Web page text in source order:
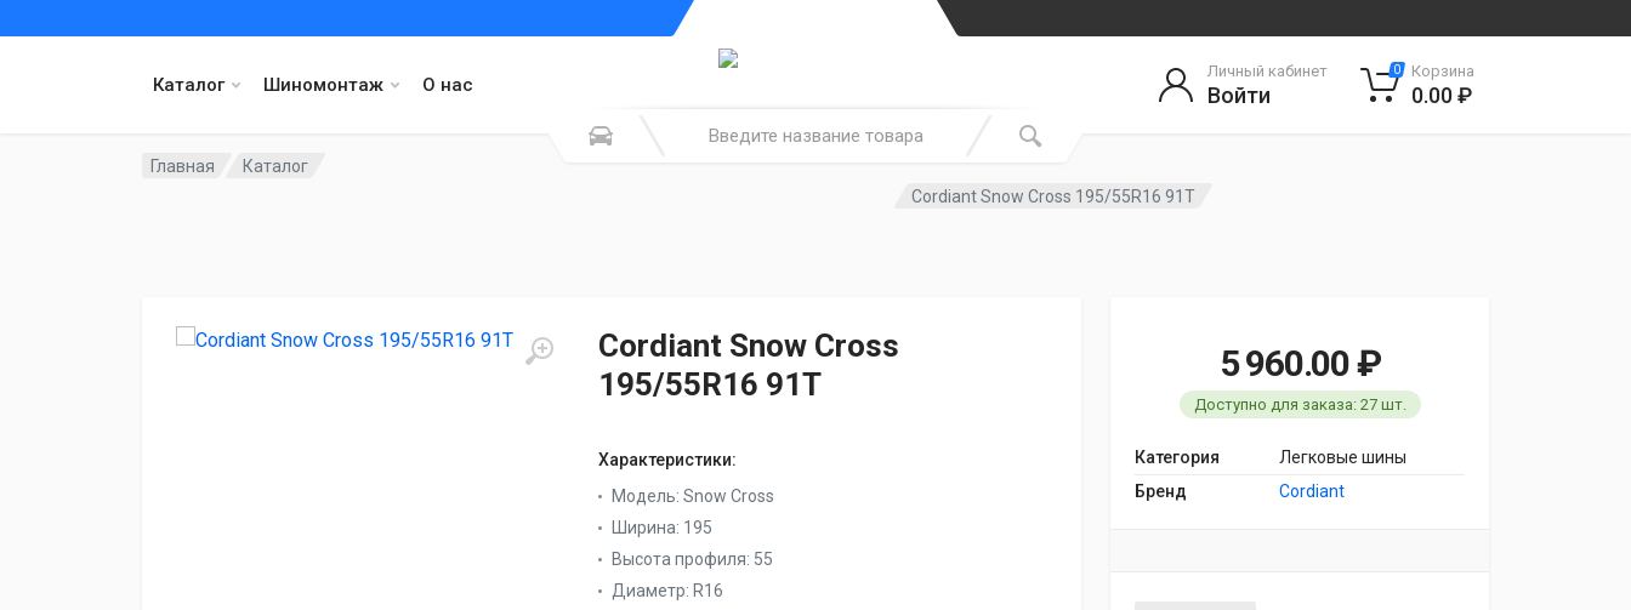
Каталог Шиномонтаж О нас
Личный кабинет
Войти
0 Корзина
0.00 ₽
Главная
Каталог
Cordiant Snow Cross 195/55R16 91T
Cordiant Snow Cross
195/55R16 91T
Характеристики:
Модель: Snow Cross
Ширина: 195
Высота профиля: 55
Диаметр: R16
5 960.00 ₽
Доступно для заказа: 27 шт.
Категория
Легковые шины
Бренд
Cordiant